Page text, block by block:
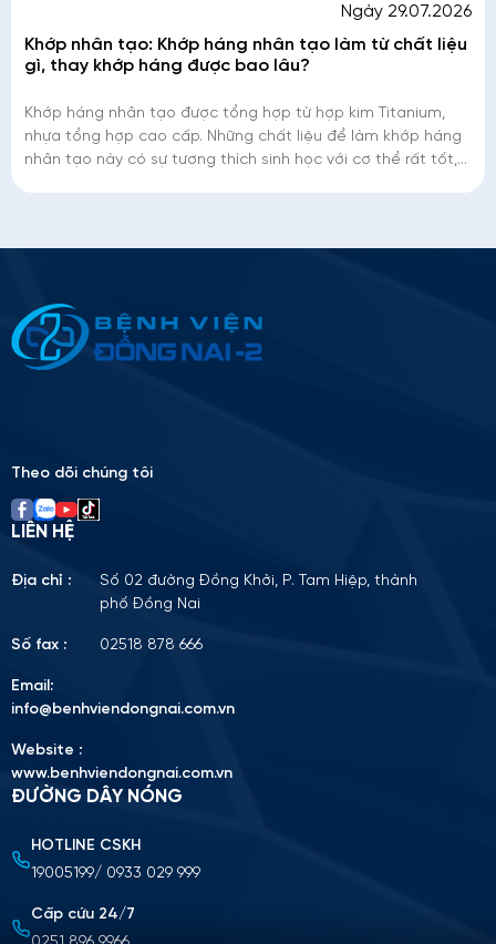
Ngày 29.07.2026
Khớp nhân tạo: Khớp háng nhân tạo làm từ chất liệu
gì, thay khớp háng được bao lâu?
Khớp háng nhân tạo được tổng hợp từ hợp kim Titanium,
nhựa tổng hợp cao cấp. Những chất liệu để làm khớp háng
nhân tạo này có sự tương thích sinh học với cơ thể rất tốt,
Please
Tải lên CV (Định dạng PDF, tối đa 10MB)
Theo dõi chúng tôi
LIÊN HỆ
Địa chỉ :
Số 02 đường Đồng Khởi, P. Tam Hiệp, thành
phố Đồng Nai
Số fax : 02518 878 666
Email:
info@benhviendongnai.com.vn
Website :
www.benhviendongnai.com.vn
ĐƯỜNG DÂY NÓNG
HOTLINE CSKH
19005199/ 0933 029 999
Cấp cứu 24/7